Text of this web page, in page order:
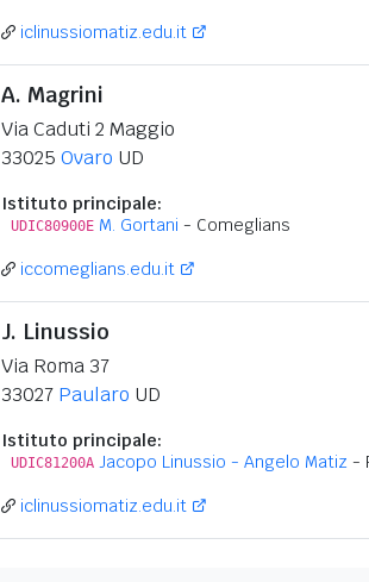
iclinussiomatiz.edu.it
A. Magrini
Via Caduti 2 Maggio
33025 Ovaro UD
Istituto principale:
UDIC80900E M. Gortani - Comeglians
iccomeglians.edu.it
J. Linussio
Via Roma 37
33027 Paularo UD
Istituto principale:
UDIC81200A Jacopo Linussio - Angelo Matiz -
iclinussiomatiz.edu.it